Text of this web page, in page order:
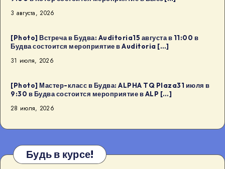
3 августа, 2026
[Photo] Встреча в Будва: Auditoria15 августа в 11:00 в
Будва состоится мероприятие в Auditoria […]
31 июля, 2026
[Photo] Мастер-класс в Будва: ALPHA TQ Plaza31 июля в
9:30 в Будва состоится мероприятие в ALP […]
28 июля, 2026
Будь в курсе!